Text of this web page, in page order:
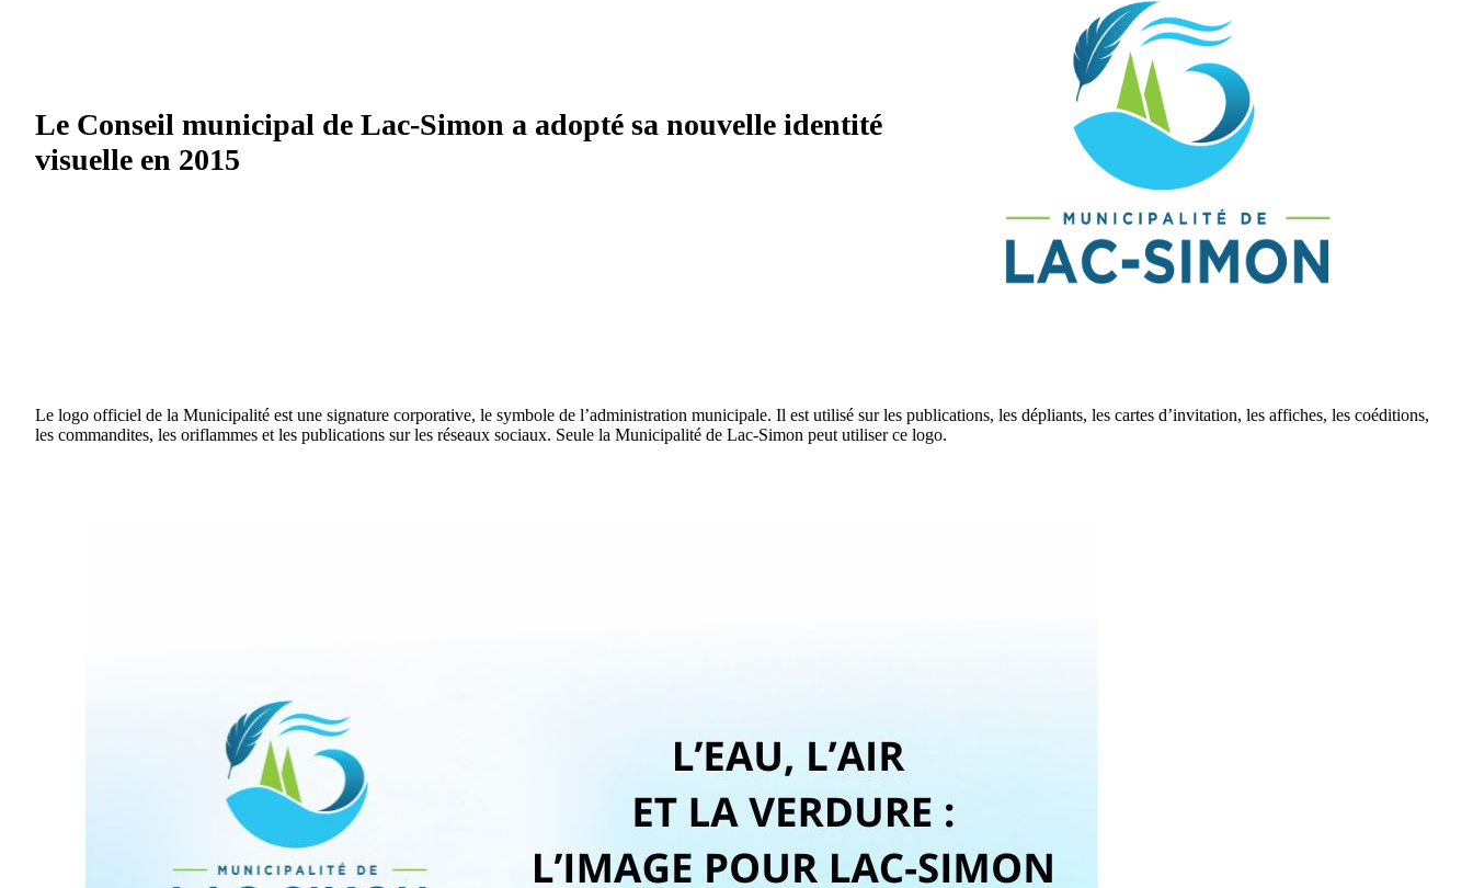
Le Conseil municipal de Lac-Simon a adopté sa nouvelle identité
visuelle en 2015
Le logo officiel de la Municipalité est une signature corporative, le symbole de l’administration municipale. Il est utilisé sur les publications, les dépliants, les cartes d’invitation, les affiches, les coéditions,
les commandites, les oriflammes et les publications sur les réseaux sociaux. Seule la Municipalité de Lac-Simon peut utiliser ce logo.